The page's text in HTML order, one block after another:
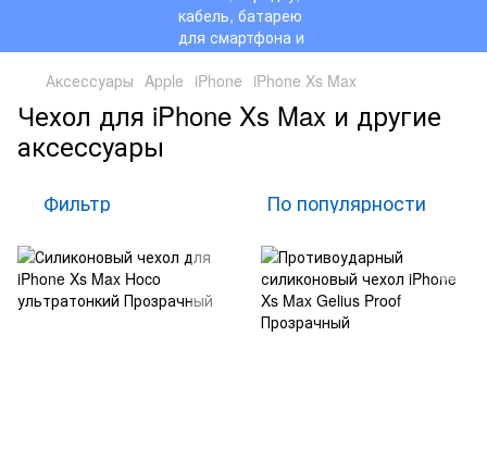
Аксессуары Apple iPhone iPhone Xs Max
Чехол для iPhone Xs Max и другие
аксессуары
Фильтр По популярности